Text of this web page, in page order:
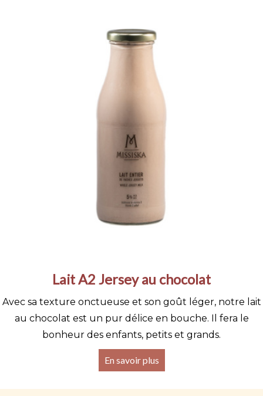
Lait A2 Jersey au chocolat
Avec sa texture onctueuse et son goût léger, notre lait
au chocolat est un pur délice en bouche. Il fera le
bonheur des enfants, petits et grands.
En savoir plus